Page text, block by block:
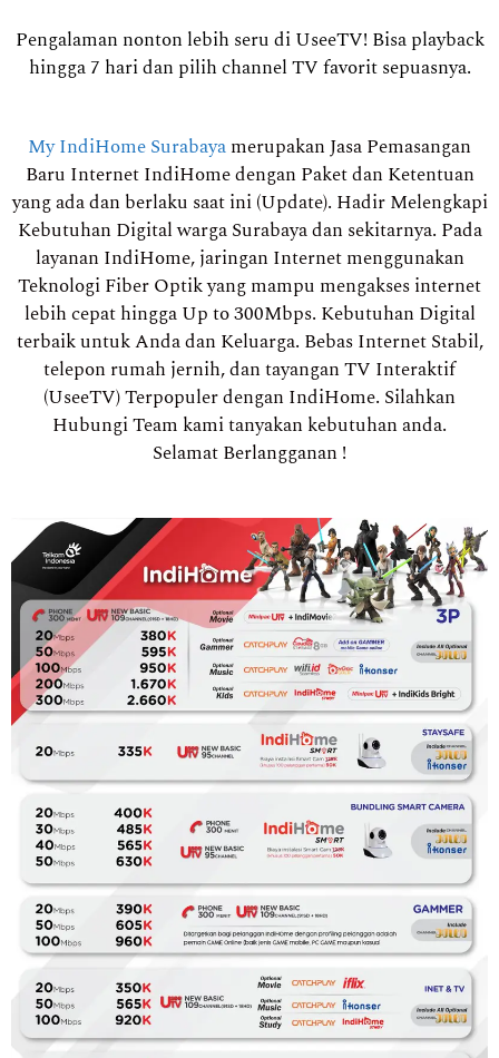
Pengalaman nonton lebih seru di UseeTV! Bisa playback
hingga 7 hari dan pilih channel TV favorit sepuasnya.
My IndiHome Surabayamerupakan Jasa Pemasangan
Baru Internet IndiHome dengan Paket dan Ketentuan
yang ada dan berlaku saat ini (Update). Hadir Melengkapi
Kebutuhan Digital warga Surabaya dan sekitarnya. Pada
layanan IndiHome, jaringan Internet menggunakan
Teknologi Fiber Optik yang mampu mengakses internet
lebih cepat hingga Up to 300Mbps. Kebutuhan Digital
terbaik untuk Anda dan Keluarga. Bebas Internet Stabil,
telepon rumah jernih, dan tayangan TV Interaktif
(UseeTV) Terpopuler dengan IndiHome. Silahkan
Hubungi Team kami tanyakan kebutuhan anda.
Selamat Berlangganan !